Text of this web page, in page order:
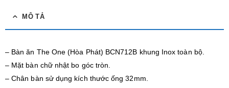
MÔ TẢ
– Bàn ăn The One (Hòa Phát) BCN712B khung Inox toàn bộ.
– Mặt bàn chữ nhật bo góc tròn.
– Chân bàn sử dụng kích thước ống 32mm.